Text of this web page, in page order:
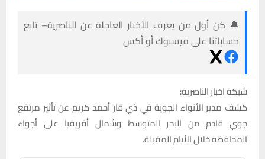
🔔 كن أول من يعرف الأخبار العاجلة عن الناصرية– تابع
حساباتنا على فيسبوك أو أكس
شبكة اخبار الناصرية:
كشف مدير الأنواء الجوية في ذي قار أحمد كريم عن تأثير مرتفع
جوي قادم من البحر المتوسط وشمال أفريقيا على أجواء
المحافظة خلال الأيام المقبلة.